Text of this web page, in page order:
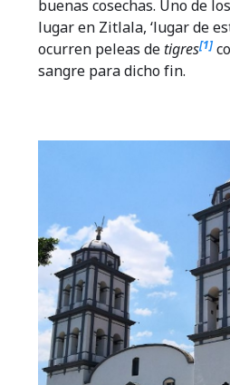
buenas cosechas. Uno de
lugar en Zitlala, ‘lugar de
ocurren peleas detigres[1]
sangre para dicho fin.